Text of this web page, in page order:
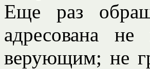
Еще раз
адресована
верующим; не